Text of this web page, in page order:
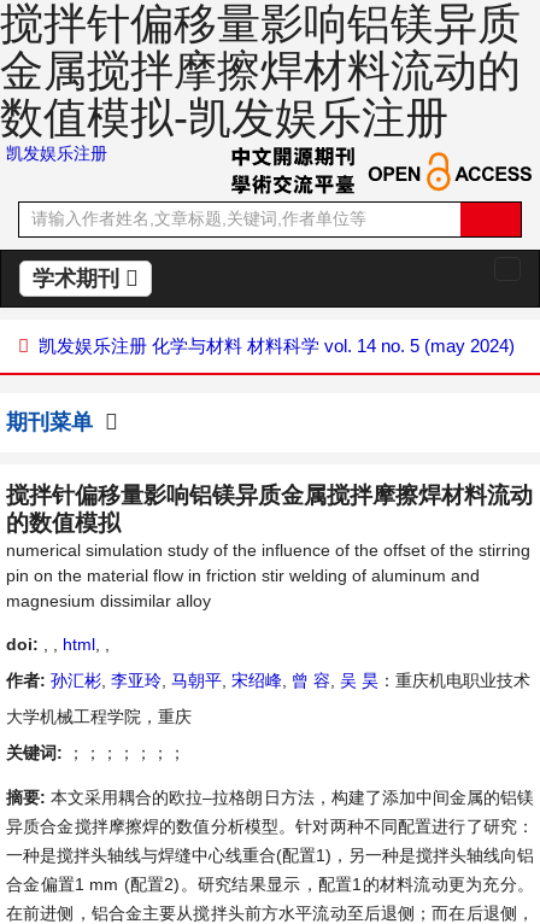
搅拌针偏移量影响铝镁异质
金属搅拌摩擦焊材料流动的
数值模拟-凯发娱乐注册
凯发娱乐注册
学术期刊
换
航
凯发娱乐注册 化学与材料 材料科学 vol. 14 no. 5 (may 2024)
期刊菜单
搅拌针偏移量影响铝镁异质金属搅拌摩擦焊材料流动
的数值模拟
numerical simulation study of the influence of the offset of the stirring
pin on the material flow in friction stir welding of aluminum and
magnesium dissimilar alloy
doi: html
作者: 孙汇彬 李亚玲 马朝平 宋绍峰 曾 容 吴 昊 ：重庆机电职业技术
大学机械工程学院，重庆
关键词:
；；；；；；；
摘要:本文采用耦合的欧拉–拉格朗日方法，构建了添加中间金属的铝镁
异质合金搅拌摩擦焊的数值分析模型。针对两种不同配置进行了研究：
一种是搅拌头轴线与焊缝中心线重合(配置1)，另一种是搅拌头轴线向铝
合金偏置1 mm (配置2)。研究结果显示，配置1的材料流动更为充分。
在前进侧，铝合金主要从搅拌头前方水平流动至后退侧；而在后退侧，